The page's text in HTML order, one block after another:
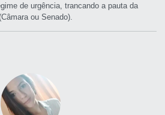
de urgência, trancando a pauta da
ou Senado).